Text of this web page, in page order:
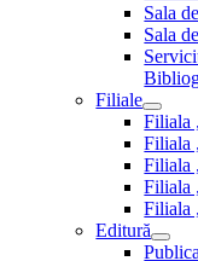
Sala
Sala
Filiale
Filiala
Filiala
Filiala
Filiala
Filiala
Editură